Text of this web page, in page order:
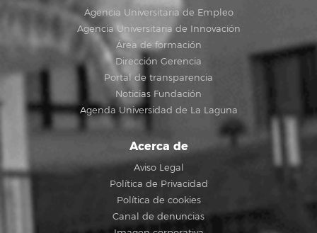
Agencia Universitaria de Empleo
Agencia Universitaria de Innovación
Área de formación
Dirección Gerencia
Portal de transparencia
Noticias Fundación
Agenda Universidad de La Laguna
Acerca de
Aviso Legal
Política de Privacidad
Política de cookies
Canal de denuncias